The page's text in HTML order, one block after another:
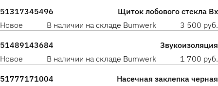
51317345496
Щиток лобового стекла Вх
Новое
В наличии на складе Bumwerk 3 500 руб.
51489143684
Звукоизоляция
Новое
В наличии на складе Bumwerk 1 700 руб.
51777171004
Насечная заклепка черная